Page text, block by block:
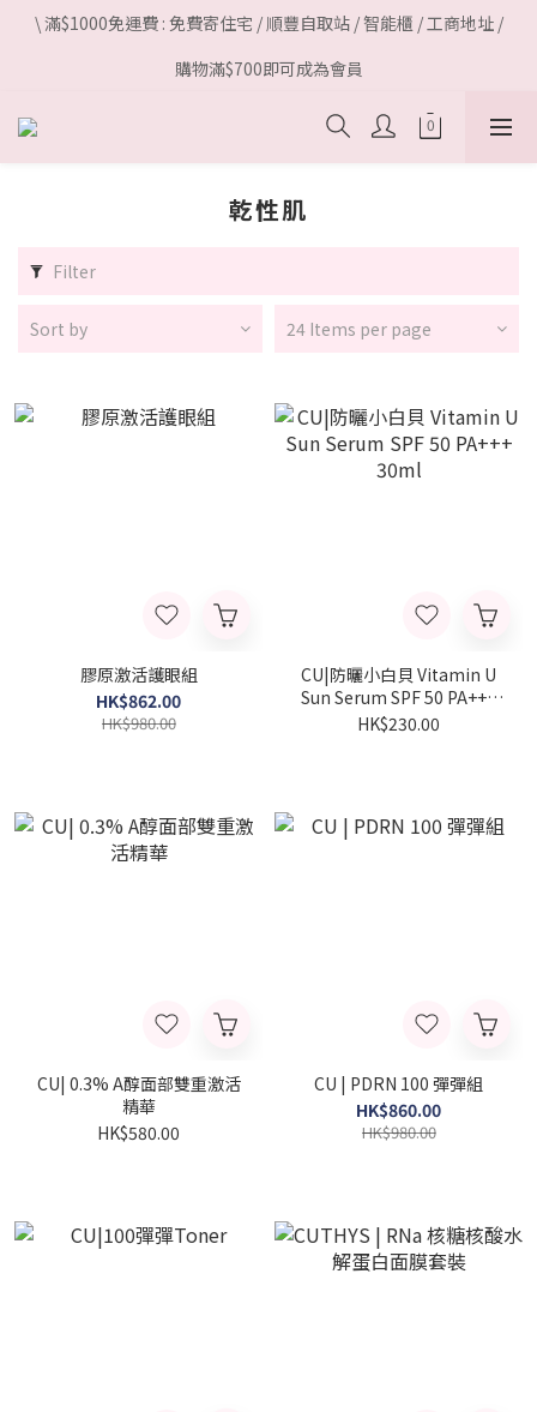
\ 滿$1000免運費 : 免費寄住宅 / 順豐自取站 / 智能櫃 / 工商地址 /
購物滿$700即可成為會員
乾性肌
Filter
Sort by 24 Items per page
膠原激活護眼組
HK$862.00
HK$980.00
CU|防曬小白貝 Vitamin U
Sun Serum SPF 50 PA+++
30ml
HK$230.00
CU| 0.3% A醇面部雙重激活
精華
HK$580.00
CU | PDRN 100 彈彈組
HK$860.00
HK$980.00